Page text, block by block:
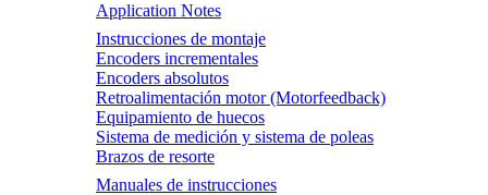
Application Notes
Instrucciones de montaje
Encoders incrementales
Encoders absolutos
Retroalimentación motor (Motorfeedback)
Equipamiento de huecos
Sistema de medición y sistema de poleas
Brazos de resorte
Manuales de instrucciones